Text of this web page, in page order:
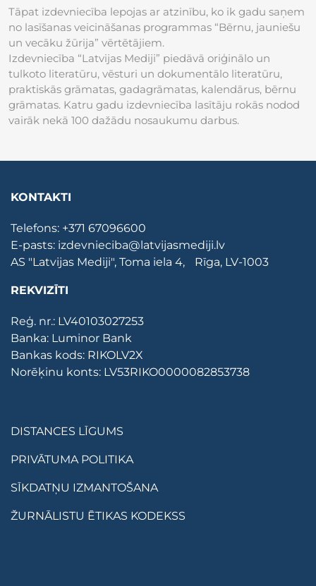
Tāpat izdevniecība lepojas ar atzinību, ko ik gadu saņem
no lasīšanas veicināšanas programmas “Bērnu, jauniešu
un vecāku žūrija” vērtētājiem.
Izdevniecība “Latvijas Mediji” piedāvā oriģinālo un
tulkoto literatūru, vēsturi un dokumentālo literatūru,
praktiskās grāmatas, gadagrāmatas, kalendārus, bērnu
grāmatas. Katru gadu izdevniecība lasītāju rokās nodod
vairāk nekā 100 dažādu nosaukumu darbus.
KONTAKTI
Telefons: +371 67096600
E-pasts: izdevnieciba@latvijasmediji.lv
AS "Latvijas Mediji", Toma iela 4, Rīga, LV-1003
REKVIZĪTI
Reģ. nr.: LV40103027253
Banka: Luminor Bank
Bankas kods: RIKOLV2X
Norēķinu konts: LV53RIKO0000082853738
DISTANCES LĪGUMS
PRIVĀTUMA POLITIKA
SĪKDATŅU IZMANTOŠANA
ŽURNĀLISTU ĒTIKAS KODEKSS